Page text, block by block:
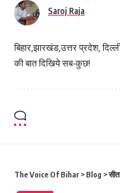
Saroj Raja
बिहार,झारखंड,उत्तर प्रदेश,
की बात दिखिये सब-कुछ!
The Voice Of Bihar >Blog >